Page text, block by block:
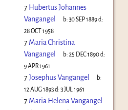
7 Hubertus Johannes
Vangangel
b:30 SEP 1889d:
28 OCT 1958
7 Maria Christina
Vangangel
b:25 DEC 1890d:
9 APR 1961
7Josephus Vangangel
b:
12 AUG 1893d: 3 JUL 1961
7 Maria Helena Vangangel